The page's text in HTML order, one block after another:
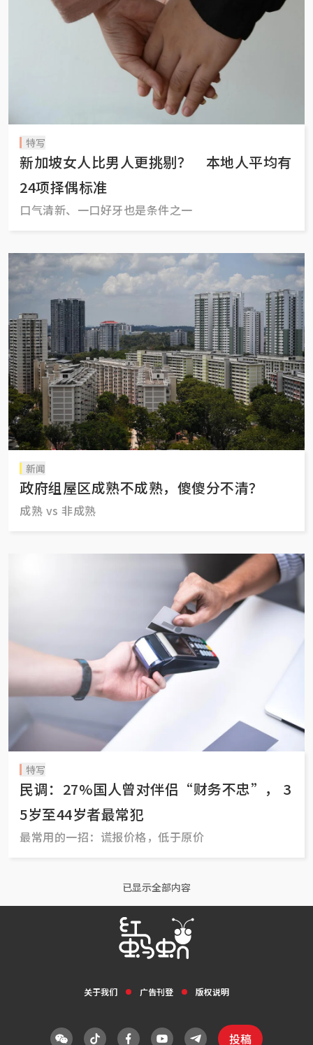
特写
新加坡女人比男人更挑剔？ 本地人平均有
24项择偶标准
口气清新、一口好牙也是条件之一
新闻
政府组屋区成熟不成熟，傻傻分不清？
成熟 vs 非成熟
特写
民调：27%国人曾对伴侣“财务不忠”， 3
5岁至44岁者最常犯
最常用的一招：谎报价格，低于原价
已显示全部内容
关于我们 广告刊登 版权说明
投稿